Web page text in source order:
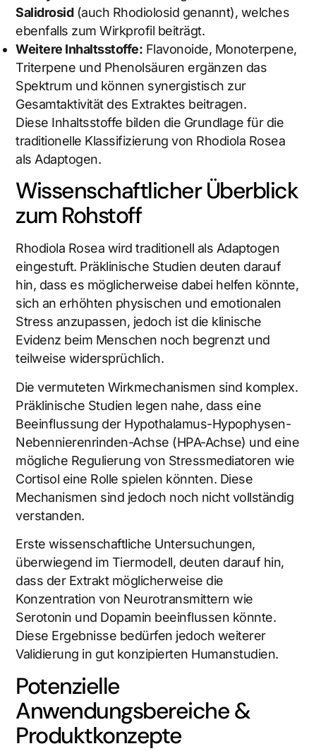
Salidrosid(auch Rhodiolosid genannt), welches
ebenfalls zum Wirkprofil beiträgt.
Weitere Inhaltsstoffe: Flavonoide, Monoterpene,
Triterpene und Phenolsäuren ergänzen das
Spektrum und können synergistisch zur
Gesamtaktivität des Extraktes beitragen.
Diese Inhaltsstoffe bilden die Grundlage für die
traditionelle Klassifizierung von Rhodiola Rosea
als Adaptogen.
Wissenschaftlicher Überblick
zum Rohstoff
Rhodiola Rosea wird traditionell als Adaptogen
eingestuft. Präklinische Studien deuten darauf
hin, dass es möglicherweise dabei helfen könnte,
sich an erhöhten physischen und emotionalen
Stress anzupassen, jedoch ist die klinische
Evidenz beim Menschen noch begrenzt und
teilweise widersprüchlich.
Die vermuteten Wirkmechanismen sind komplex.
Präklinische Studien legen nahe, dass eine
Beeinflussung der Hypothalamus-Hypophysen-
Nebennierenrinden-Achse (HPA-Achse) und eine
mögliche Regulierung von Stressmediatoren wie
Cortisol eine Rolle spielen könnten. Diese
Mechanismen sind jedoch noch nicht vollständig
verstanden.
Erste wissenschaftliche Untersuchungen,
überwiegend im Tiermodell, deuten darauf hin,
dass der Extrakt möglicherweise die
Konzentration von Neurotransmittern wie
Serotonin und Dopamin beeinflussen könnte.
Diese Ergebnisse bedürfen jedoch weiterer
Validierung in gut konzipierten Humanstudien.
Potenzielle
Anwendungsbereiche &
Produktkonzepte